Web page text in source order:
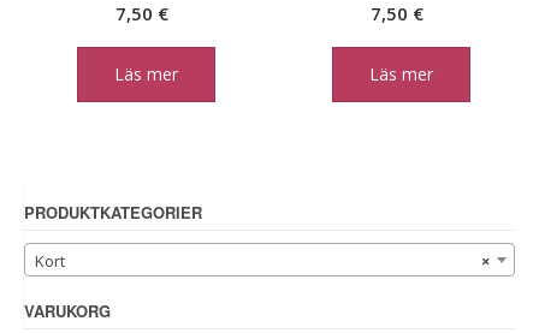
7,50 €
Läs mer
7,50 €
Läs mer
PRODUKTKATEGORIER
×
Kort
VARUKORG